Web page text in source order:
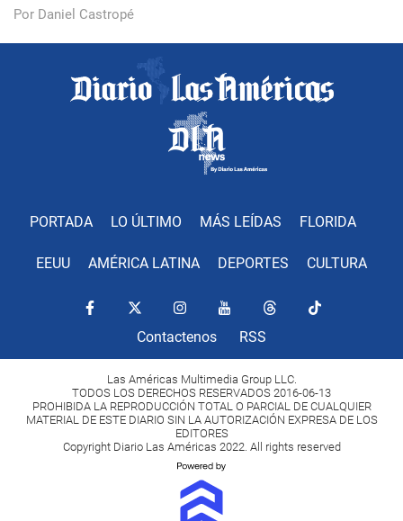
Por Daniel Castropé
PORTADA LO ÚLTIMO MÁS LEÍDAS FLORIDA
EEUU AMÉRICA LATINA DEPORTES CULTURA
Contactenos RSS
Las Américas Multimedia Group LLC.
TODOS LOS DERECHOS RESERVADOS 2016-06-13
PROHIBIDA LA REPRODUCCIÓN TOTAL O PARCIAL DE CUALQUIER
MATERIAL DE ESTE DIARIO SIN LA AUTORIZACIÓN EXPRESA DE LOS
EDITORES
Copyright Diario Las Américas 2022. All rights reserved